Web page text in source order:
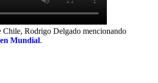
Chile, Rodrigo Delgado mencionando
Mundial.